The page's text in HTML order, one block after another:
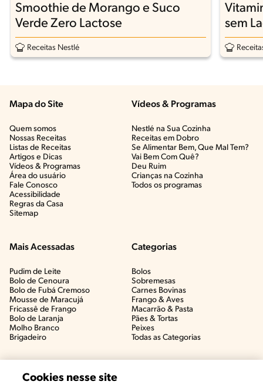
Smoothie de Morango e Suco
Verde Zero Lactose
Receitas Nestlé
sem
Mapa do Site
Quem somos
Nossas Receitas
Listas de Receitas​
Artigos e Dicas​
Vídeos & Programas​
Área do usuário
Fale Conosco
Acessibilidade
Regras da Casa
Sitemap
Vídeos & Programas​
Nestlé na Sua Cozinha
Receitas em Dobro
Se Alimentar Bem, Que Mal Tem?​
Vai Bem Com Quê?​
Deu Ruim​
Crianças na Cozinha​
Todos os programas
Mais Acessadas
Pudim de Leite
Bolo de Cenoura
Bolo de Fubá Cremoso
Mousse de Maracujá
Fricassê de Frango
Bolo de Laranja
Molho Branco
Brigadeiro
Categorias
Bolos
Sobremesas
Carnes Bovinas​
Frango & Aves​
Macarrão & Pasta​
Pães & Tortas​
Peixes
Todas as Categorias
Cookies nesse site